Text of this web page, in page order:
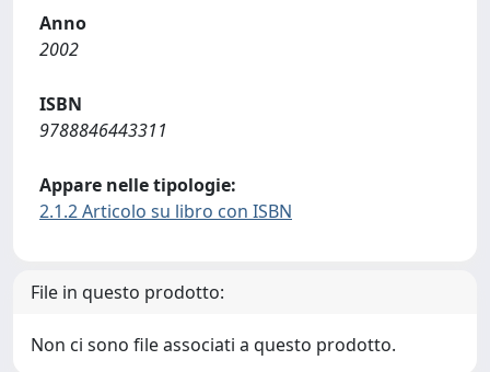
Anno
2002
ISBN
9788846443311
Appare nelle tipologie:
2.1.2 Articolo su libro con ISBN
File in questo prodotto:
Non ci sono file associati a questo prodotto.